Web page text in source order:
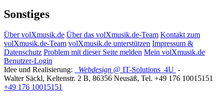
Sonstiges
Über volXmusik.de Über das volXmusik.de-Team Kontakt zum
volXmusik.de-Team volXmusik.de unterstützen Impressum &
Datenschutz Problem mit dieser Seite melden Mein volXmusik.de
Benutzer-Login
Idee und Realisierung:
Webdesign @ IT-Solutions 4U -
Walter Säckl, Keltenstr. 2 B, 86356 Neusäß, Tel. +49 176 10015151
+49 176 10015151